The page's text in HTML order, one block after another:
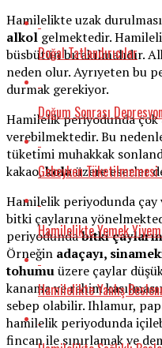
Hamilelikte uzak
alkol gelmektedir.
büsbütün bırakılmalıdır.
neden olur. Ayrıyeten bu
durmak gerekiyor.
Hamilelik periyodunda çok
verebilmektedir. Bu
tüketimi muhakkak
kakao,kolaüzere eserler
Hamilelik periyodunda çay
bitki çaylarına
periyodundabitki
Örneğin adaçayı,
tohumuüzere çaylar
kanama ve rahim
sebep olabilir. Ihlamur,
hamilelik periyodunda
fincan ile sınırlamak ve
Doğal Tatlandırıcılar
Doğum Sonrası
Gebeyken
Hamilelikte Yemek
Hamilelikte Yanlış